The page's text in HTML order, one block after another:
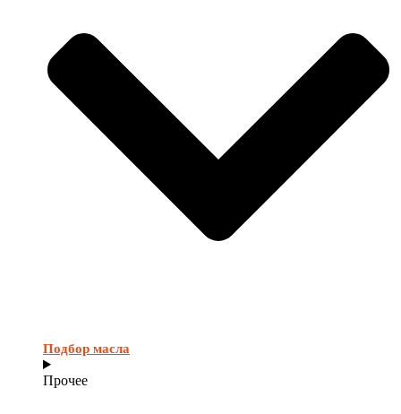
Подбор масла
Прочее